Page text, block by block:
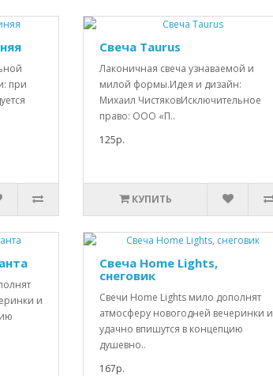
при
Свеча Taurus
Лаконичная свеча узнаваемой и
милой формы.Идея и дизайн:
Михаил ЧистяковИсключительное
право: ООО «П..
125р.
КУПИТЬ
и
Свеча Home Lights,
снеговик
Свечи Home Lights мило дополнят
атмосферу новогодней вечеринки и
удачно впишутся в концепцию
душевно..
167р.